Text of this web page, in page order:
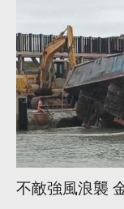
不敵強風浪襲